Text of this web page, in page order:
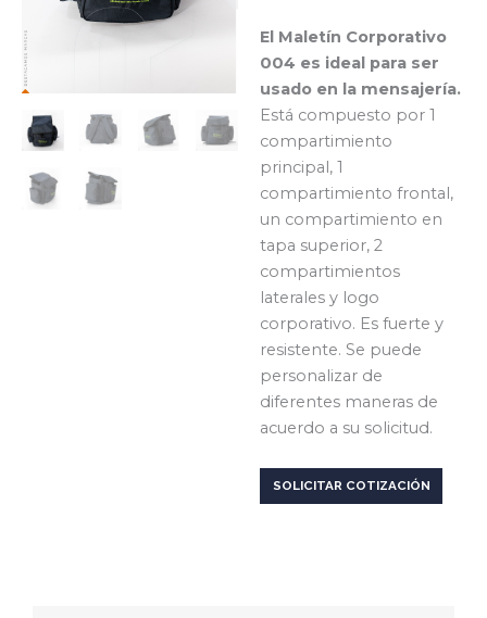
El Maletín Corporativo
004 es ideal para ser
usado en la mensajería.
Está compuesto por 1
compartimiento
principal, 1
compartimiento frontal,
un compartimiento en
tapa superior, 2
compartimientos
laterales y logo
corporativo. Es fuerte y
resistente. Se puede
personalizar de
diferentes maneras de
acuerdo a su solicitud.
SOLICITAR COTIZACIÓN